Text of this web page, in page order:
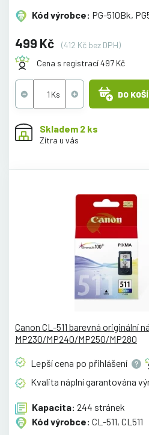
Kód výrobce: PG-510Bk,
499 Kč
(412 Kč bez DPH)
Cena s registrací 497 Kč
DO
Skladem 2 ks
Zítra u vás
Canon CL-511 barevná originální
MP230/MP240/MP250/MP280
Lepší cena po přihlášení
Kvalita náplní garantována
Kapacita: 244 stránek
Kód výrobce: CL-511, CL511